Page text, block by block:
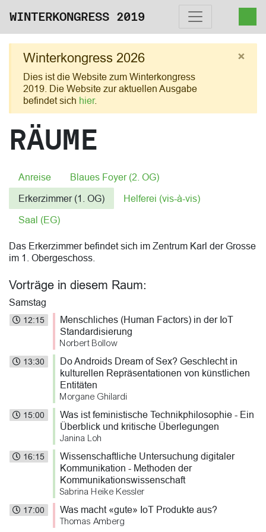
WINTERKONGRESS 2019
Winterkongress 2026
Dies ist die Website zum Winterkongress
2019. Die Website zur aktuellen Ausgabe
befindet sich hier.
×
RÄUME
Anreise
Blaues Foyer (2. OG)
Erkerzimmer (1. OG)
Helferei (vis-à-vis)
Saal (EG)
Das Erkerzimmer befindet sich im Zentrum Karl der Grosse
im 1. Obergeschoss.
Vorträge in diesem Raum:
Samstag
12:15
Menschliches (Human Factors) in der IoT
Standardisierung
Norbert Bollow
13:30
Do Androids Dream of Sex? Geschlecht in
kulturellen Repräsentationen von künstlichen
Entitäten
Morgane Ghilardi
15:00
Was ist feministische Technikphilosophie - Ein
Überblick und kritische Überlegungen
Janina Loh
16:15
Wissenschaftliche Untersuchung digitaler
Kommunikation - Methoden der
Kommunikationswissenschaft
Sabrina Heike Kessler
17:00
Was macht «gute» IoT Produkte aus?
Thomas Amberg